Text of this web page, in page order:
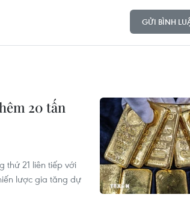
GỬI BÌNH
20 tấn
thứ 21 liên tiếp với
lược gia tăng dự